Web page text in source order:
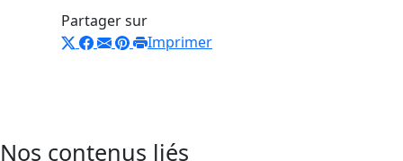
Partager sur
Imprimer
Nos contenus liés